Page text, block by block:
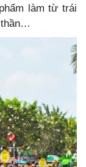
làm từ trái
thần…